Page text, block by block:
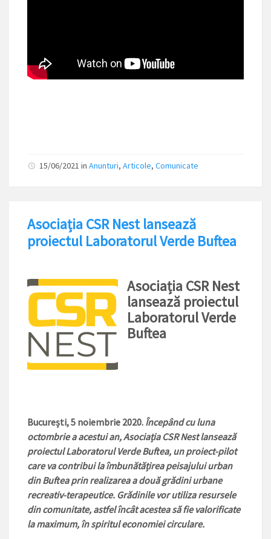
15/06/2021 in Anunturi, Articole, Comunicate
Asociația CSR Nest lansează
proiectul Laboratorul Verde Buftea
Asociația CSR Nest
lansează proiectul
Laboratorul Verde
Buftea
București, 5 noiembrie 2020. Începând cu luna
octombrie a acestui an, Asociația CSR Nest lansează
proiectul Laboratorul Verde Buftea, un proiect-pilot
care va contribui la îmbunătățirea peisajului urban
din Buftea prin realizarea a două grădini urbane
recreativ-terapeutice. Grădinile vor utiliza resursele
din comunitate, astfel încât acestea să fie valorificate
la maximum, în spiritul economiei circulare.